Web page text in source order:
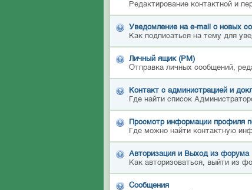
Редактирование контактной и
Уведомление на e-mail о новых
Как подписаться на тему для
Личный ящик (PM)
Отправка личных сообщений,
Контакт с администрацией и
Где найти список
Просмотр информации профиля
Где можно найти контактную
Авторизация и Выход из форума
Как авторизоваться, выйти из
Сообщения